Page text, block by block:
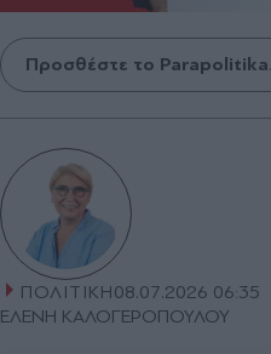
Προσθέστε το
ΠΟΛΙΤΙΚΗ08.07.2026 06:35
ΕΛΕΝΗ ΚΑΛΟΓΕΡΟΠΟΥΛΟΥ